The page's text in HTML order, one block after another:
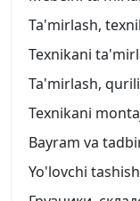
Ta'mirlash,
Texnikani
Ta'mirlash,
Texnikani
Bayram va
Yo'lovchi tashish